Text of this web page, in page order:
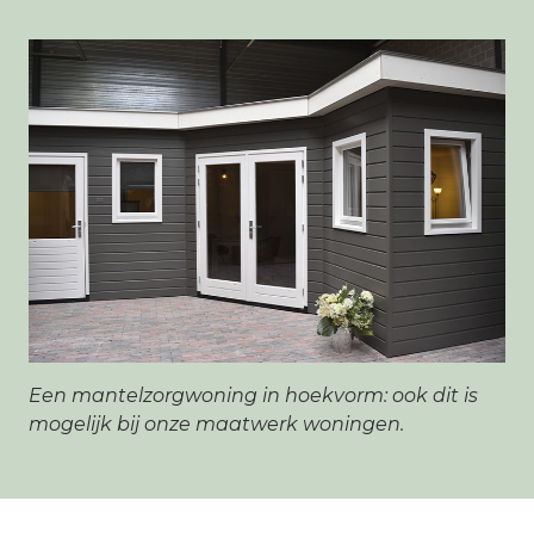
Een mantelzorgwoning in hoekvorm: ook dit is
mogelijk bij onze maatwerk woningen.